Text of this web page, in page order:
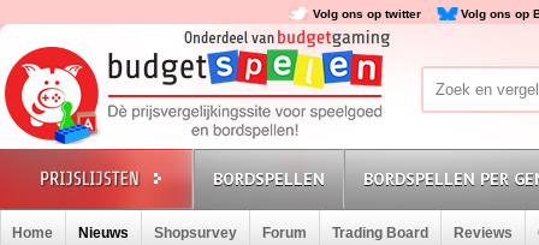
Volg ons op twitter Volg ons op
BORDSPELLEN BORDSPELLEN PER
Home Nieuws Shopsurvey Forum Trading Board Reviews